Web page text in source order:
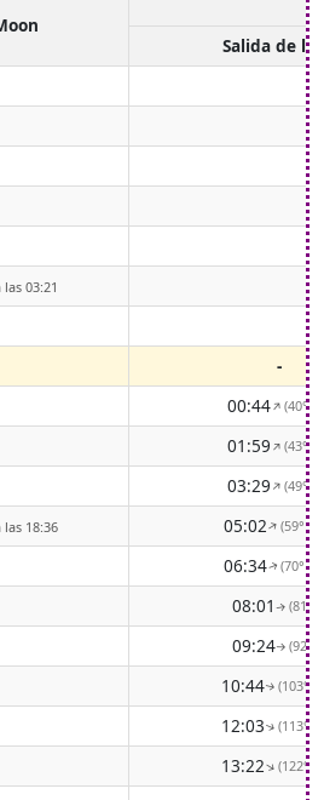
Salida de
las 03:21
-
00:44↑(40°
01:59↑(43°
03:29↑(49°
las 18:36 05:02↑(59°
06:34↑(70°
08:01 ↑(81°
09:24↑ (92°
10:44↑(103°
12:03↑(113°
13:22↑(122°